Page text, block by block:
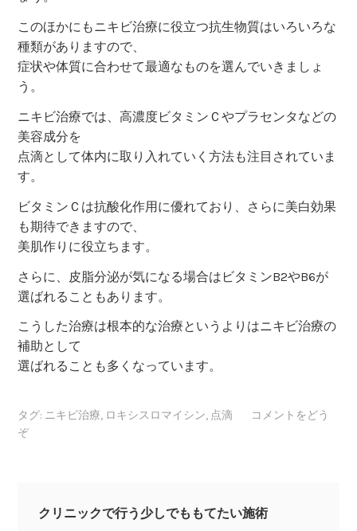
このほかにもニキビ治療に役立つ抗生物質はいろいろな
種類がありますので、
症状や体質に合わせて最適なものを選んでいきましょ
う。
ニキビ治療では、高濃度ビタミンＣやプラセンタなどの
美容成分を
点滴として体内に取り入れていく方法も注目されていま
す。
ビタミンＣは抗酸化作用に優れており、さらに美白効果
も期待できますので、
美肌作りに役立ちます。
さらに、皮脂分泌が気になる場合はビタミンB2やB6が
選ばれることもあります。
こうした治療は根本的な治療というよりはニキビ治療の
補助として
選ばれることも多くなっています。
タグ: ニキビ治療, ロキシスロマイシン, 点滴
コメントをどう
ぞ
クリニックで行う少しでももてたい施術